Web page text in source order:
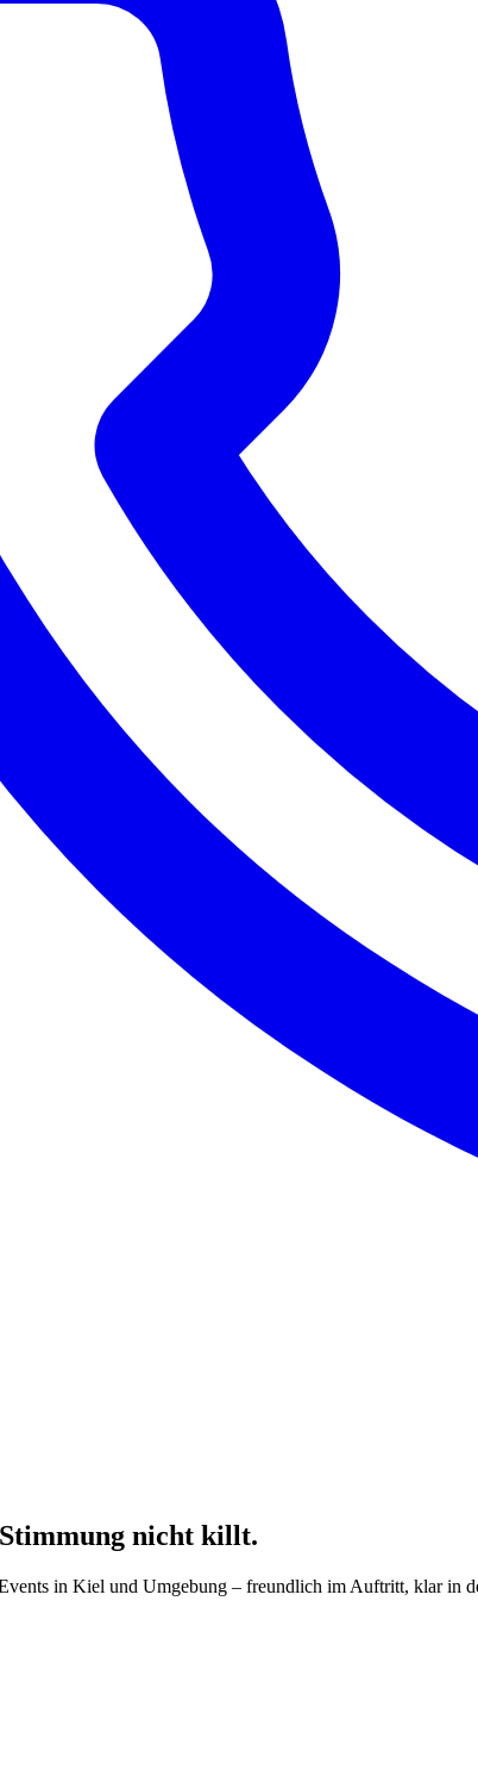
nicht killt.
in Kiel und Umgebung – freundlich im Auftritt, klar in